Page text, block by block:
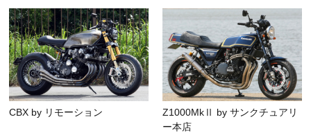
CBX by リモーション
Z1000MkⅡ by サンクチュアリ
ー本店